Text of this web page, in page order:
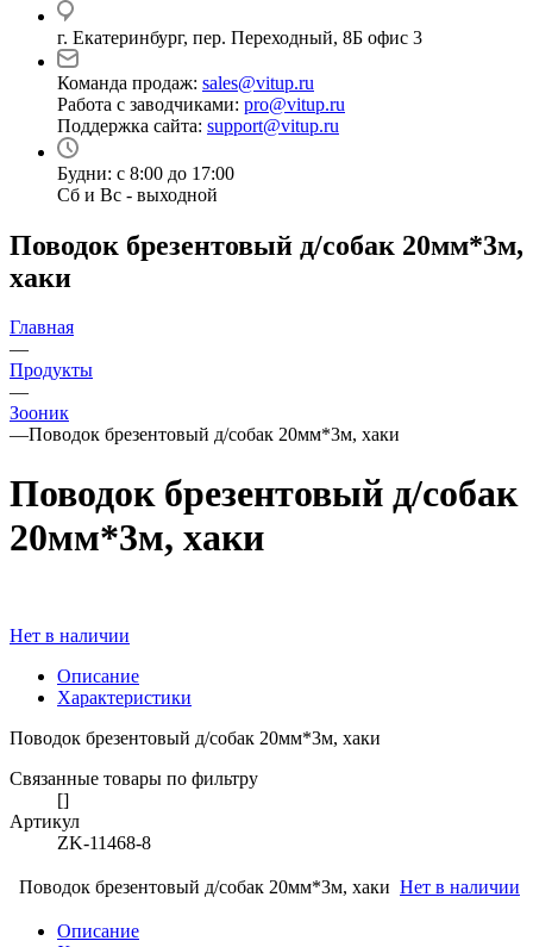
г. Екатеринбург, пер. Переходный, 8Б офис 3
Команда продаж: sales@vitup.ru
Работа с заводчиками: pro@vitup.ru
Поддержка сайта: support@vitup.ru
Будни: с 8:00 до 17:00
Сб и Вс - выходной
Поводок брезентовый д/собак 20мм*3м,
хаки
Главная
—
Продукты
—
Зооник
—Поводок брезентовый д/собак 20мм*3м, хаки
Поводок брезентовый д/собак
20мм*3м, хаки
Нет в наличии
Описание
Характеристики
Поводок брезентовый д/собак 20мм*3м, хаки
Связанные товары по фильтру
[]
Артикул
ZK-11468-8
Поводок брезентовый д/собак 20мм*3м, хаки Нет в наличии
Описание